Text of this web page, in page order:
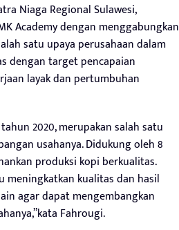
Niaga Regional Sulawesi,
Academy dengan menggabungkan
satu upaya perusahaan dalam
dengan target pencapaian
layak dan pertumbuhan
2020, merupakan salah satu
usahanya. Didukung oleh 8
produksi kopi berkualitas.
meningkatkan kualitas dan hasil
agar dapat mengembangkan
Fahrougi.